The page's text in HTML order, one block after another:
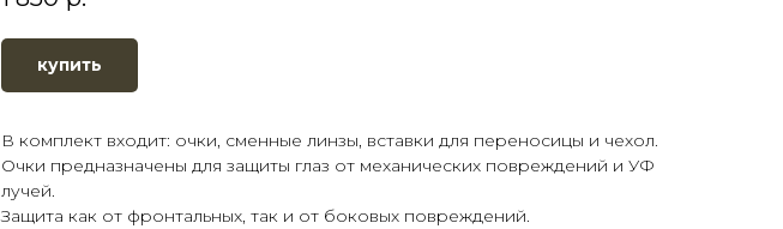
купить
В комплект входит: очки, сменные линзы, вставки для переносицы и чехол.
Очки предназначены для защиты глаз от механических повреждений и УФ
лучей.
Защита как от фронтальных, так и от боковых повреждений.